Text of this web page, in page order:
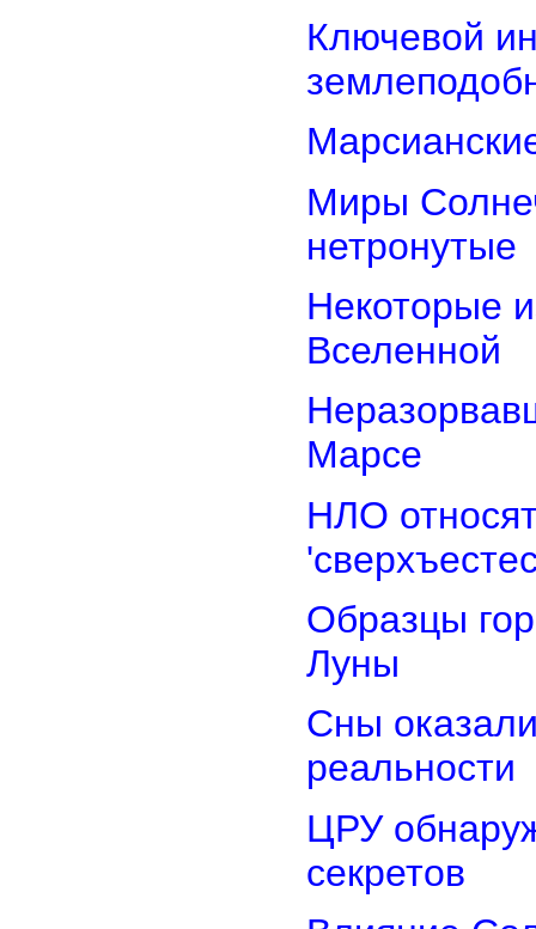
Ключевой
Миры
нетронутые
Некоторые
Вселенной
Марсе
НЛО
Образцы
Луны
Сны
реальности
ЦРУ
секретов